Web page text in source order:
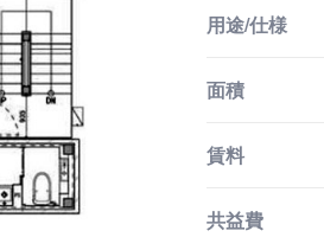
用途/仕様
面積
賃料
共益費